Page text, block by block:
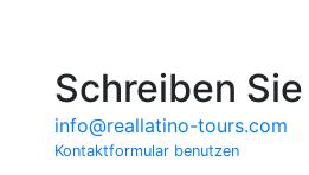
Schreiben
info@reallatino-tours.com
Kontaktformular benutzen